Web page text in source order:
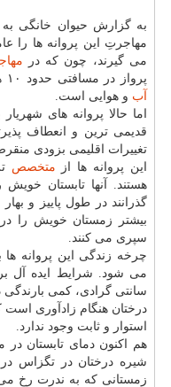
به گزارش حیوان خانگی
مهاجرتِ این پروانه ها را
می گیرند، چون كه در
پرواز در مسافتی حدود ۱۰ هزار كیلومتری برای فرار از شرایط بد
آب و هوایی است.
اما حالا پروانه های
قدیمی ترین و انعطاف
تغییرات اقلیمی بزودی
این پروانه ها از متخصص
هستند. آنها تابستان
گذرانند در طول پاییز و
بیشتر زمستان خویش را
سپری می كنند.
چرخه زندگی این پروانه
سانتی گرادی، كمی
درختان هنگام زادآوری
استوار و ثابت وجود ندارد.
هم اكنون دمای تابستان در
شیره درختان در
زمستانی كه به ندرت رخ